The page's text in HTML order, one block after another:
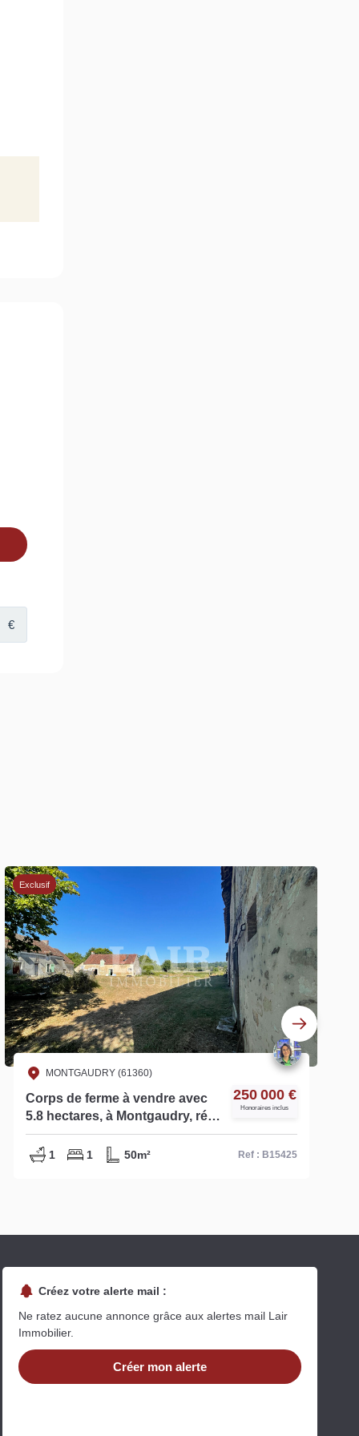
Exclusif
MONTGAUDRY (61360)
Corps de ferme à vendre avec
5.8 hectares, à Montgaudry, réf
B15425
250 000 €
Honoraires inclus
1 1 50m² Ref : B15425
Créez votre alerte mail :
Ne ratez aucune annonce grâce aux alertes mail Lair
Immobilier.
Créer mon alerte